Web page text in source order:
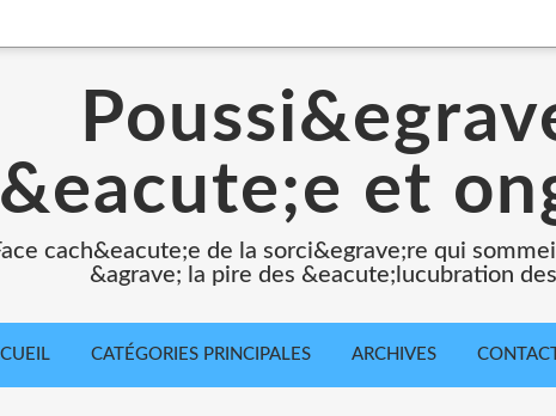
et
cach&eacute;e de la sorci&egrave;re qui
&agrave; la pire des &eacute;lucubration
CATÉGORIES PRINCIPALES ARCHIVES